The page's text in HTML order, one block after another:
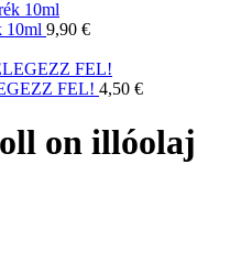
10ml 9,90 €
FEL! 4,50 €
on illóolaj